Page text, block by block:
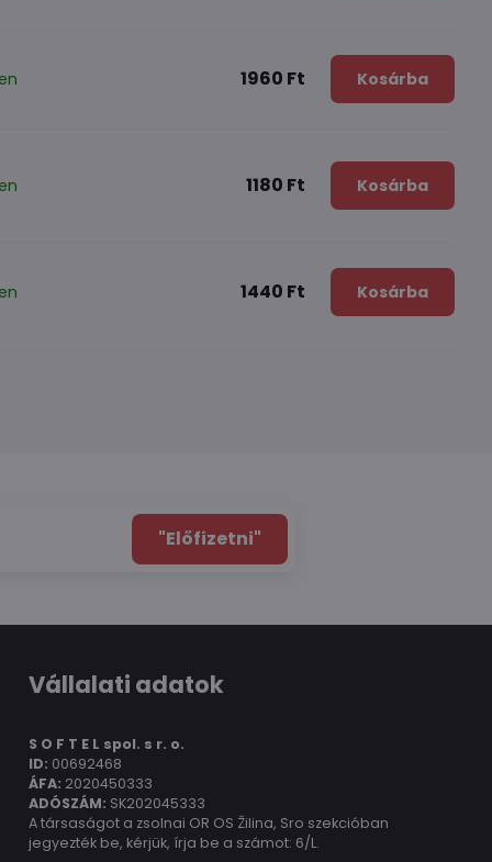
1960 Ft Kosárba
1180 Ft Kosárba
1440 Ft Kosárba
"Előfizetni"
Vállalati adatok
S O F T E L spol. s r. o.
ID: 00692468
ÁFA: 2020450333
ADÓSZÁM: SK202045333
A társaságot a zsolnai OR OS Žilina, Sro szekcióban
jegyezték be, kérjük, írja be a számot: 6/L.